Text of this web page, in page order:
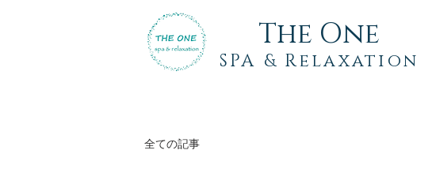
The One
SPA & Relaxation
全ての記事